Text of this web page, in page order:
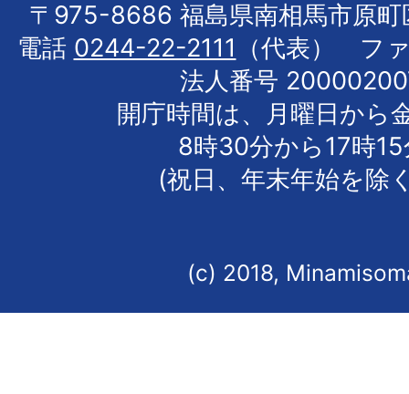
〒975-8686 福島県南相馬市原町
電話 0244-22-2111
（代表） フ
法人番号
開庁時間は、月曜日から
8時30分から17時
(祝日、年末年始を除
(c) 2018,